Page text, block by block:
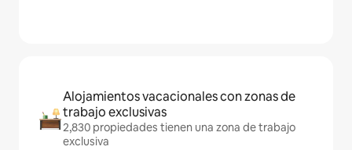
Alojamientos vacacionales con zonas de
trabajo exclusivas
2,830 propiedades tienen una zona de trabajo
exclusiva